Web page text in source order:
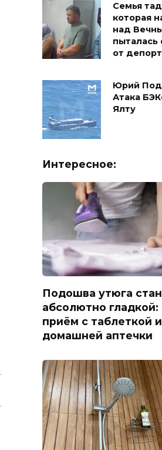
Семья
которая
над
пыталась
от
Юрий
Атака
Ялту
Интересное:
Подошва утюга
абсолютно гладкой:
приём с таблеткой
домашней аптечки